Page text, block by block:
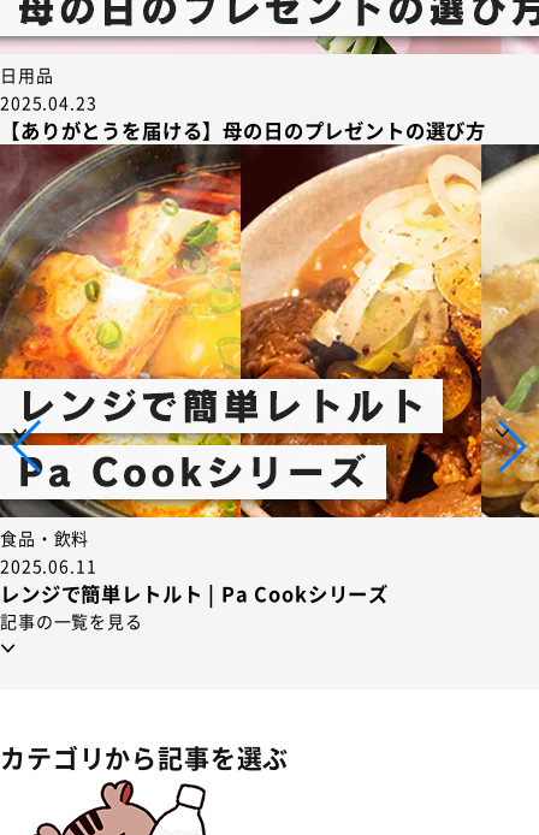
日用品
2025.04.23
【ありがとうを届ける】母の日のプレゼントの選び方
食品・飲料
2025.06.11
レンジで簡単レトルト | Pa Cookシリーズ
記事の一覧を見る
カテゴリから記事を選ぶ